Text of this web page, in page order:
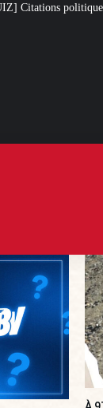
vous retrouver